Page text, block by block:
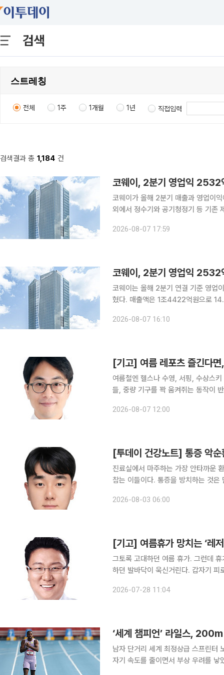
검색
전체 1주 1개월 1년 직접입력
검색결과 총 1,184 건
코웨이, 2분기 영업익 2532
코웨이가 올해 2분기 매출과 영업이
외에서 정수기와 공기청정기 등 기존
전년 동기 대비 4.3% 늘었다고 7일
2026-08-07 17:59
코웨이, 2분기 영업익
코웨이는 올해 2분기 연결 기준 영
혔다. 매출액은 1조4422억원으로 14.6% 증가했다. 이로써 올해 상
은 전년 동기보다 7.7% 성장한
2026-08-07 16:10
[기고] 여름 레포츠 즐긴다
여름철엔 헬스나 수영, 서핑, 수상스
들, 중량 기구를 꽉 움켜쥐는 동작이
널증후군은 손의 감각 및 운동 기능을
2026-08-07 12:00
[투데이 건강노트] 통증 악순
진료실에서 마주하는 가장 안타까운
참는 이들이다. 통증을 방치하는 것은 단순히 미련한 일
만들어내기 때문이다. 만성 통증 치료
2026-08-03 06:00
[기고] 여름휴가 망치는 ‘레
그토록 고대하던 여름 휴가. 그런데
하던 발바닥이 욱신거린다. 갑자기 피로가 밀려오거나 두통이 생기고, 심한 경우 열감까지 느껴진
상을 일각에서는 '레저 시크니스
2026-07-28 11:04
‘세계 챔피언’ 라일스,
남자 단거리 세계 최정상급 스프린터
자기 속도를 줄이면서 부상 우려를